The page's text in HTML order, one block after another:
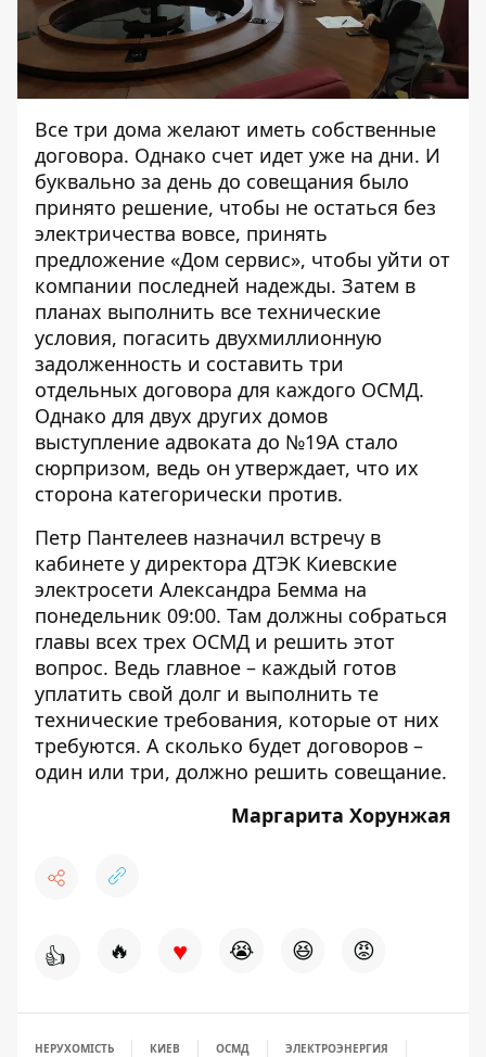
Все три дома желают иметь собственные
договора. Однако счет идет уже на дни. И
буквально за день до совещания было
принято решение, чтобы не остаться без
электричества вовсе, принять
предложение «Дом сервис», чтобы уйти от
компании последней надежды. Затем в
планах выполнить все технические
условия, погасить двухмиллионную
задолженность и составить три
отдельных договора для каждого ОСМД.
Однако для двух других домов
выступление адвоката до №19А стало
сюрпризом, ведь он утверждает, что их
сторона категорически против.
Петр Пантелеев назначил встречу в
кабинете у директора ДТЭК Киевские
электросети Александра Бемма на
понедельник 09:00. Там должны собраться
главы всех трех ОСМД и решить этот
вопрос. Ведь главное – каждый готов
уплатить свой долг и выполнить те
технические требования, которые от них
требуются. А сколько будет договоров –
один или три, должно решить совещание.
Маргарита Хорунжая
👍 🔥 ♥ 😭 😆 😡
НЕРУХОМІСТЬ КИЕВ ОСМД
ЭЛЕКТРОЭНЕРГИЯ